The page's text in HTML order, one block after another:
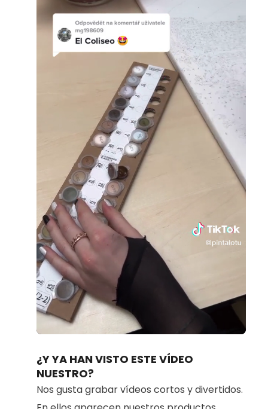
Loaded
100.00%
¿Y YA HAN VISTO ESTE VÍDEO
NUESTRO?
Nos gusta grabar vídeos cortos y divertidos.